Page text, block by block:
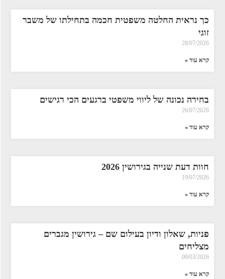
כך נראית החלטה משפטית חכמה בתחילתו של משבר
זוגי
28/07/2026
קרא עוד »
בחירה נכונה של ליווי משפטי ברגעים הכי רגישים
26/07/2026
קרא עוד »
חוות דעת שנייה בגירושין 2026
19/07/2026
קרא עוד »
פניות, שאלון ודיון בעילום שם – גירושין מגברים
מצליחים
09/03/2026
קרא עוד »